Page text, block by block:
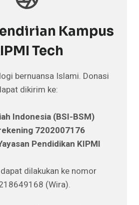
Kampus
Tech
bernuansa Islami. Donasi
dikirim ke:
Indonesia (BSI-BSM)
7202007176
Pendidikan KIPMI
dilakukan ke nomor
(Wira).